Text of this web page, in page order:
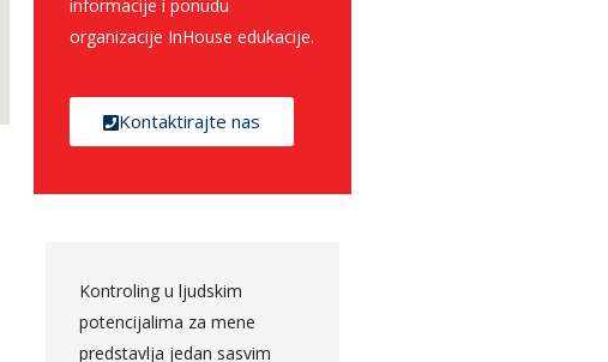
informacije i ponudu
organizacije InHouse edukacije.
Kontaktirajte nas
Predavanje koje je održao
Nenad Trajkovski zasnovano
je na pojašnjenju agilnog